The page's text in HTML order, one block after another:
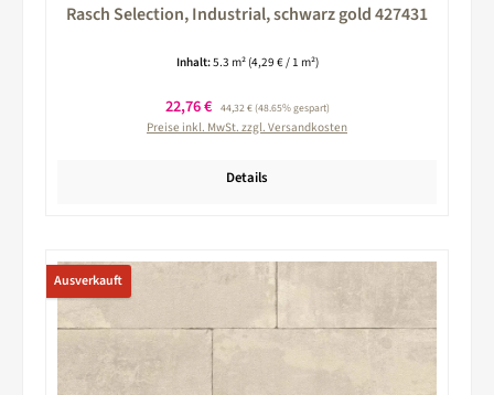
Rasch Selection, Industrial, schwarz gold 427431
Inhalt:5.3 m² (4,29 € / 1 m²)
Verkaufspreis:
22,76 € Regulärer Preis:
44,32 €(48.65% gespart)
Preise inkl. MwSt. zzgl. Versandkosten
Details
Ausverkauft